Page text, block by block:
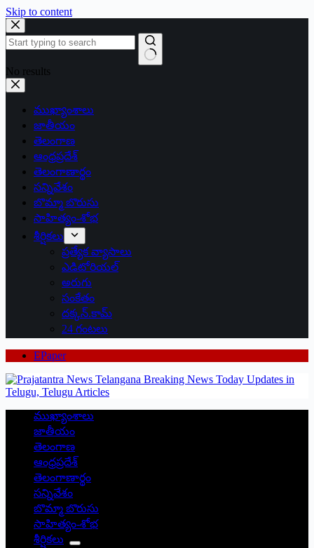
Skip to content
No results
ముఖ్యాంశాలు
జాతీయం
తెలంగాణ
ఆంధ్రప్రదేశ్
తెలంగాణార్థం
సన్నివేశం
బొమ్మా బొరుసు
సాహిత్యం-శోభ
శీర్షికలు
ప్రత్యేక వ్యాసాలు
ఎడిటోరియల్
అరుగు
సంకేతం
దక్కన్.కామ్
24 గంటలు
EPaper
ముఖ్యాంశాలు
జాతీయం
తెలంగాణ
ఆంధ్రప్రదేశ్
తెలంగాణార్థం
సన్నివేశం
బొమ్మా బొరుసు
సాహిత్యం-శోభ
శీర్షికలు